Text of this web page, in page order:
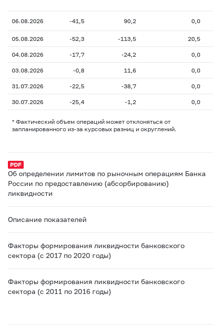
06.08.2026 -41,5 90,2 0,0
05.08.2026 -52,3 -113,5 20,5
04.08.2026 -17,7 -24,2 0,0
03.08.2026 -0,8 11,6 0,0
31.07.2026 -22,5 -38,7 0,0
30.07.2026 -25,4 -1,2 0,0
* Фактический объем операций может отклоняться от
запланированного из-за курсовых разниц и округлений.
Об определении лимитов по рыночным операциям Банка
России по предоставлению (абсорбированию)
ликвидности
Описание показателей
Факторы формирования ликвидности банковского
сектора (с 2017 по 2020 годы)
Факторы формирования ликвидности банковского
сектора (с 2011 по 2016 годы)